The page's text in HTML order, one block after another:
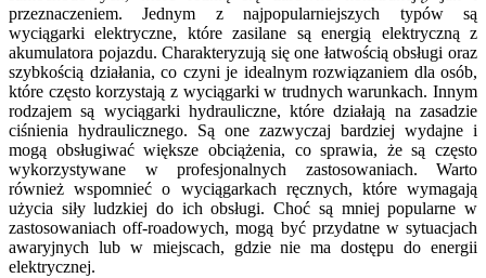
przeznaczeniem. Jednym z najpopularniejszych typów są
wyciągarki elektryczne, które zasilane są energią elektryczną z
akumulatora pojazdu. Charakteryzują się one łatwością obsługi oraz
szybkością działania, co czyni je idealnym rozwiązaniem dla osób,
które często korzystają z wyciągarki w trudnych warunkach. Innym
rodzajem są wyciągarki hydrauliczne, które działają na zasadzie
ciśnienia hydraulicznego. Są one zazwyczaj bardziej wydajne i
mogą obsługiwać większe obciążenia, co sprawia, że są często
wykorzystywane w profesjonalnych zastosowaniach. Warto
również wspomnieć o wyciągarkach ręcznych, które wymagają
użycia siły ludzkiej do ich obsługi. Choć są mniej popularne w
zastosowaniach off-roadowych, mogą być przydatne w sytuacjach
awaryjnych lub w miejscach, gdzie nie ma dostępu do energii
elektrycznej.